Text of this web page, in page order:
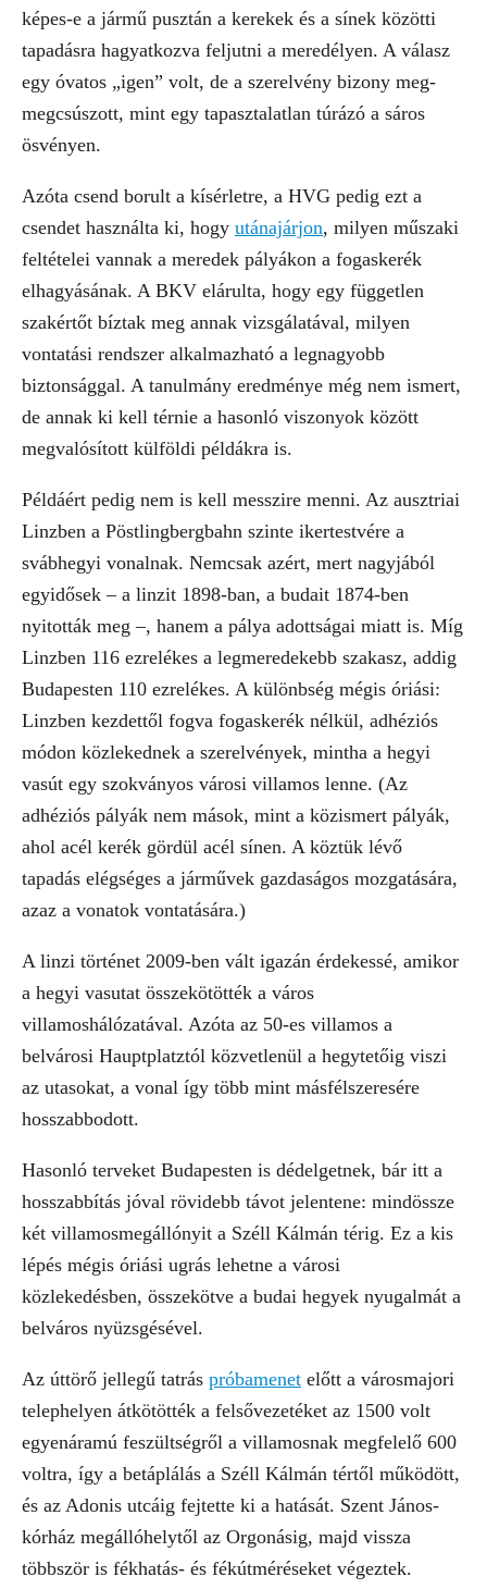
képes-e a jármű pusztán a kerekek és a sínek közötti
tapadásra hagyatkozva feljutni a meredélyen. A válasz
egy óvatos „igen” volt, de a szerelvény bizony meg-
megcsúszott, mint egy tapasztalatlan túrázó a sáros
ösvényen.
Azóta csend borult a kísérletre, a HVG pedig ezt a
csendet használta ki, hogy utánajárjon, milyen műszaki
feltételei vannak a meredek pályákon a fogaskerék
elhagyásának. A BKV elárulta, hogy egy független
szakértőt bíztak meg annak vizsgálatával, milyen
vontatási rendszer alkalmazható a legnagyobb
biztonsággal. A tanulmány eredménye még nem ismert,
de annak ki kell térnie a hasonló viszonyok között
megvalósított külföldi példákra is.
Példáért pedig nem is kell messzire menni. Az ausztriai
Linzben a Pöstlingbergbahn szinte ikertestvére a
svábhegyi vonalnak. Nemcsak azért, mert nagyjából
egyidősek – a linzit 1898-ban, a budait 1874-ben
nyitották meg –, hanem a pálya adottságai miatt is. Míg
Linzben 116 ezrelékes a legmeredekebb szakasz, addig
Budapesten 110 ezrelékes. A különbség mégis óriási:
Linzben kezdettől fogva fogaskerék nélkül, adhéziós
módon közlekednek a szerelvények, mintha a hegyi
vasút egy szokványos városi villamos lenne. (Az
adhéziós pályák nem mások, mint a közismert pályák,
ahol acél kerék gördül acél sínen. A köztük lévő
tapadás elégséges a járművek gazdaságos mozgatására,
azaz a vonatok vontatására.)
A linzi történet 2009-ben vált igazán érdekessé, amikor
a hegyi vasutat összekötötték a város
villamoshálózatával. Azóta az 50-es villamos a
belvárosi Hauptplatztól közvetlenül a hegytetőig viszi
az utasokat, a vonal így több mint másfélszeresére
hosszabbodott.
Hasonló terveket Budapesten is dédelgetnek, bár itt a
hosszabbítás jóval rövidebb távot jelentene: mindössze
két villamosmegállónyit a Széll Kálmán térig. Ez a kis
lépés mégis óriási ugrás lehetne a városi
közlekedésben, összekötve a budai hegyek nyugalmát a
belváros nyüzsgésével.
Az úttörő jellegű tatrás próbamenet előtt a városmajori
telephelyen átkötötték a felsővezetéket az 1500 volt
egyenáramú feszültségről a villamosnak megfelelő 600
voltra, így a betáplálás a Széll Kálmán tértől működött,
és az Adonis utcáig fejtette ki a hatását. Szent János-
kórház megállóhelytől az Orgonásig, majd vissza
többször is fékhatás- és fékútméréseket végeztek.